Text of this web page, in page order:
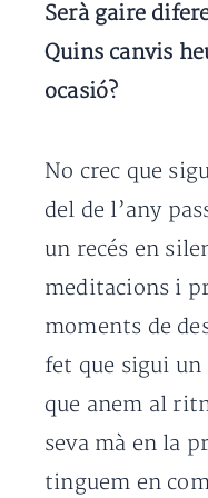
Serà gaire
Quins canvis
ocasió?
No crec que
del de l’any
un recés en
meditacions i
moments de
fet que sigui
que anem al
seva mà en la
tinguem en